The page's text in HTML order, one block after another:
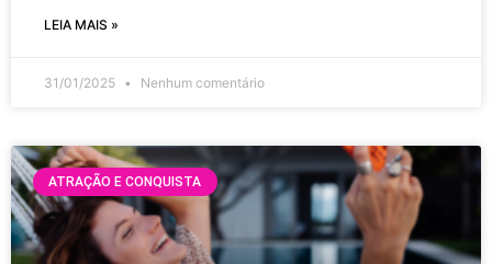
LEIA MAIS »
31/01/2025 Nenhum comentário
ATRAÇÃO E CONQUISTA